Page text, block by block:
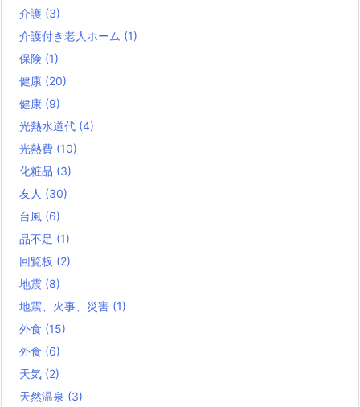
介護 (3)
介護付き老人ホーム (1)
保険 (1)
健康 (20)
健康 (9)
光熱水道代 (4)
光熱費 (10)
化粧品 (3)
友人 (30)
台風 (6)
品不足 (1)
回覧板 (2)
地震 (8)
地震、火事、災害 (1)
外食 (15)
外食 (6)
天気 (2)
天然温泉 (3)